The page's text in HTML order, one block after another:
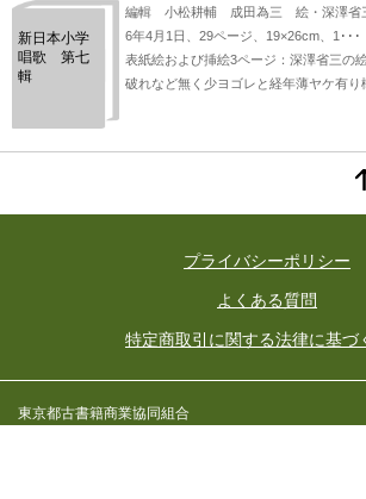
形さんの夢
（寺内万次
郎木版表
紙） 名所
めぐり（岡
んこお馬
新日本小学
唱歌 第七
輯
編輯 小松耕輔 成田為三 絵・深澤省
6年4月1日、29ページ、19×26cm、1･･･
表紙絵および挿絵3ページ：深澤省三の
破れなど無く少ヨゴレと経年薄ヤケ有り
年ヨゴレ有りほか少角スレありほか表
おにごっこ（野口雨情作歌、小松耕輔
柳紅、成田為三）、動物園（葛原、岡
地知勇、真篠俊雄）、潮干狩（河井酔
レターパックライト受箱配達
プライバシーポリシー
よくある質問
特定商取引に関する法律に基づ
東京都古書籍商業協同組合